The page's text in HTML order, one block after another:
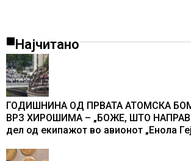
Најчитано
ГОДИШНИНА ОД ПРВАТА АТОМСКА
ВРЗ ХИРОШИМА – „БОЖЕ, ШТО
дел од екипажот во авионот „Енола
промени текот на историјата